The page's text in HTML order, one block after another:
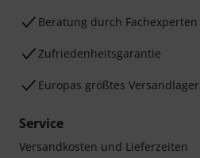
Beratung durch Fachexperten
Zufriedenheitsgarantie
Europas größtes Versandlager
Service
Versandkosten und Lieferzeiten